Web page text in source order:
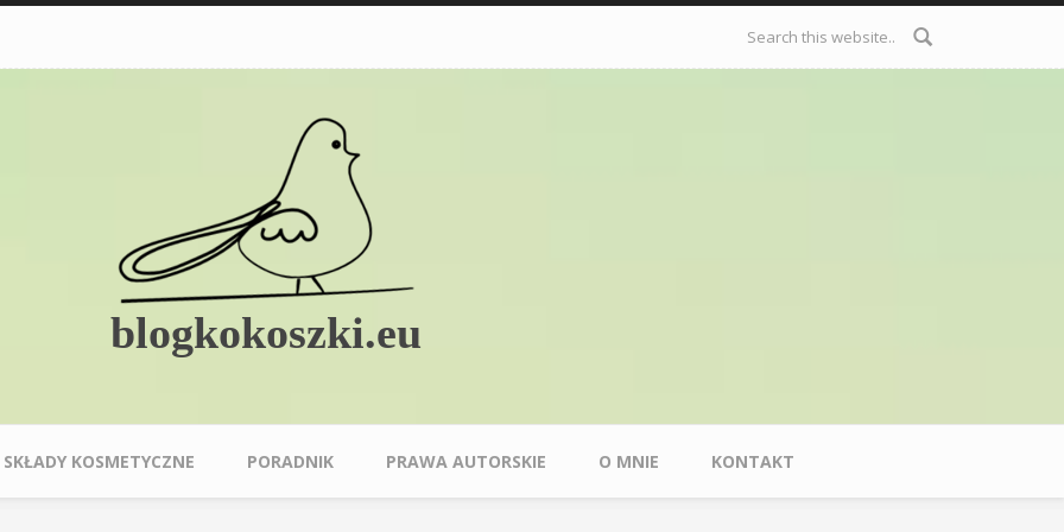
Formularz
wyszukiwania
blogkokoszki.eu
SKŁADY KOSMETYCZNE PORADNIK PRAWA AUTORSKIE O MNIE KONTAKT